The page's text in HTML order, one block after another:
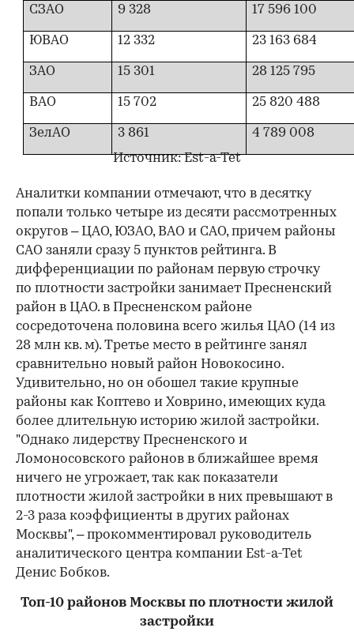
СЗАО 9 328 17 596 100
ЮВАО 12 332 23 163 684
ЗАО 15 301 28 125 795
ВАО 15 702 25 820 488
ЗелАО 3 861
4 789 008
Источник: Est-a-Tet
Аналитки компании отмечают, что в десятку
попали только четыре из десяти рассмотренных
округов – ЦАО, ЮЗАО, ВАО и САО, причем районы
САО заняли сразу 5 пунктов рейтинга. В
дифференциации по районам первую строчку
по плотности застройки занимает Пресненский
район в ЦАО. в Пресненском районе
сосредоточена половина всего жилья ЦАО (14 из
28 млн кв. м). Третье место в рейтинге занял
сравнительно новый район Новокосино.
Удивительно, но он обошел такие крупные
районы как Коптево и Ховрино, имеющих куда
более длительную историю жилой застройки.
"Однако лидерству Пресненского и
Ломоносовского районов в ближайшее время
ничего не угрожает, так как показатели
плотности жилой застройки в них превышают в
2-3 раза коэффициенты в других районах
Москвы", – прокомментировал руководитель
аналитического центра компании Est-a-Tet
Денис Бобков.
Топ-10 районов Москвы по плотности жилой
застройки